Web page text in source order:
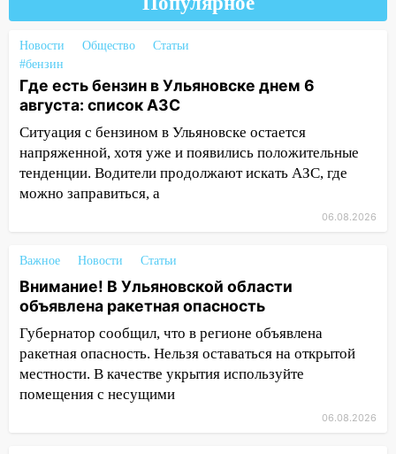
В Ульяновск идет
погода в четверг
06:00 Четыре года борьбы: ульяновские
юристы помогли женщине засудить УК
за плесень на стенах
05:00 Кому 6 августа звезды сулят
прибыль, а кому — испытания на
прочность
ДТП с мотоциклистом
20:22 Мошенники обманули 92-летнюю
жительницу Ульяновской области
19:14 Житель Ульяновской области
подвез троих незнакомцев на трассе и
заработал уголовное дело
Прогноз погоды на 6 августа в
Новости Общество
Статьи
#бензин
Где есть бензин в Ульяновске днем 6
августа: список АЗС
Ситуация с бензином в Ульяновске остается
напряженной, хотя уже и появились положительные
тенденции. Водители продолжают искать АЗС, где
можно заправиться, а
06.08.2026
Важное Новости Статьи
Внимание! В Ульяновской области
объявлена ракетная опасность
Губернатор сообщил, что в регионе объявлена
ракетная опасность. Нельзя оставаться на открытой
местности. В качестве укрытия используйте
помещения с несущими
06.08.2026